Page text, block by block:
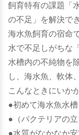
飼育特有の課題「
の不足」を解決で
海水魚飼育の宿命
水で不足しがちな
水槽内の不純物を
し、海水魚、軟体
こんなときにいか
●初めて海水魚水槽
●（バクテリアの立
●水質がなかなか安